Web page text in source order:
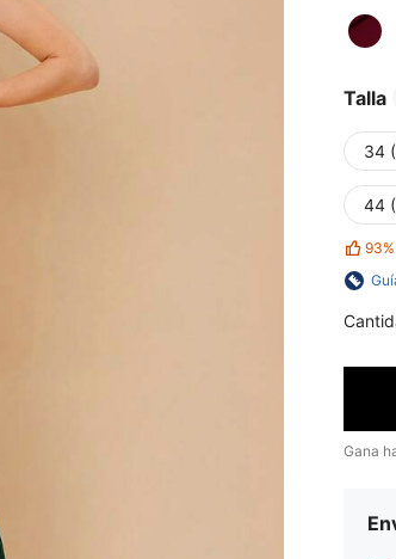
Talla
34
44
93%
Gana